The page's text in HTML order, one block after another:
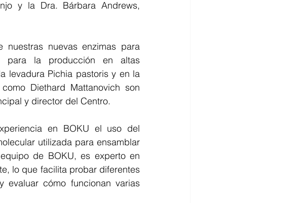
y la Dra. Bárbara Andrews,
nuevas enzimas para
para la producción en altas
levadura Pichia pastoris y en la
Diethard Mattanovich son
y director del Centro.
en BOKU el uso del
utilizada para ensamblar
de BOKU, es experto en
lo que facilita probar diferentes
evaluar cómo funcionan varias